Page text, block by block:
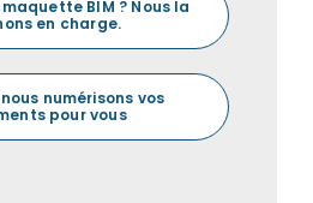
BIM ? Nous la
en charge.
numérisons vos
pour vous